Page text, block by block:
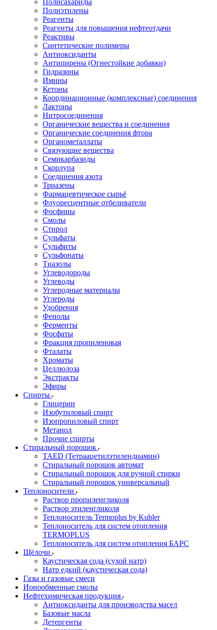
Полисахариды
Полиэтилены
Реагенты
Реагенты для повышения нефтеотдачи
Реактивы
Синтетические полимеры
Антиоксиданты
Антипирены (Огнестойкие добавки)
Гидразины
Имины
Кетоны
Координационные (комплексные) соединения
Лактоны
Нитросоединения
Органические вещества и соединения
Органические соединения фтора
Органометаллаты
Связующие вещества
Семикарбазиды
Скорлупа
Соединения азота
Триазены
Фармацевтическое сырьё
Флуоресцентные отбеливатели
Фосфины
Смолы
Стирол
Сульфаты
Сульфиты
Сульфонаты
Тиазолы
Углеводороды
Углеводы
Углеродные материалы
Углероды
Удобрения
Фенолы
Ферменты
Фосфаты
Фракция пропиленовая
Фталаты
Хроматы
Целлюлоза
Экстракты
Эфиры
Спирты
Глицерин
Изобутиловый спирт
Изопропиловый спирт
Метанол
Прочие спирты
Стиральный порошок
TAED (Тетраацетилэтилендиамин)
Стиральный порошок автомат
Стиральный порошок для ручной стирки
Стиральный порошок универсальный
Теплоносители
Раствор пропиленгликоля
Раствор этиленгликоля
Теплоноситель Termoplus by Kuhler
Теплоноситель для систем отопления
TERMOPLUS
Теплоноситель для систем отопления БАРС
Щёлочи
Каустическая сода (сухой натр)
Натр едкий (каустическая сода)
Газы и газовые смеси
Ионообменные смолы
Нефтехимическая продукция
Антиоксиданты для производства масел
Базовые масла
Детергенты